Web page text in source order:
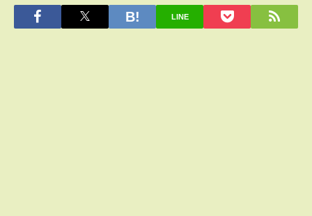
LINE